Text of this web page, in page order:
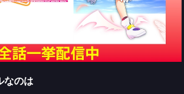
なのは